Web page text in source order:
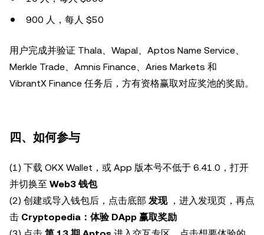
900 人，每人 $50
用户完成并验证 Thala、Wapal、Aptos Name Service、
Merkle Trade、Amnis Finance、Aries Markets 和
VibrantX Finance 任务后，方有资格赢取对应奖池的奖励。
四、如何参与
(1) 下载 OKX Wallet，或 App 版本号不低于 6.41.0，打开
并切换至 Web3 钱包
(2) 创建或导入钱包后，点击底部 发现，进入发现页，再点
击 Cryptopedia：体验 DApp 赢取奖励